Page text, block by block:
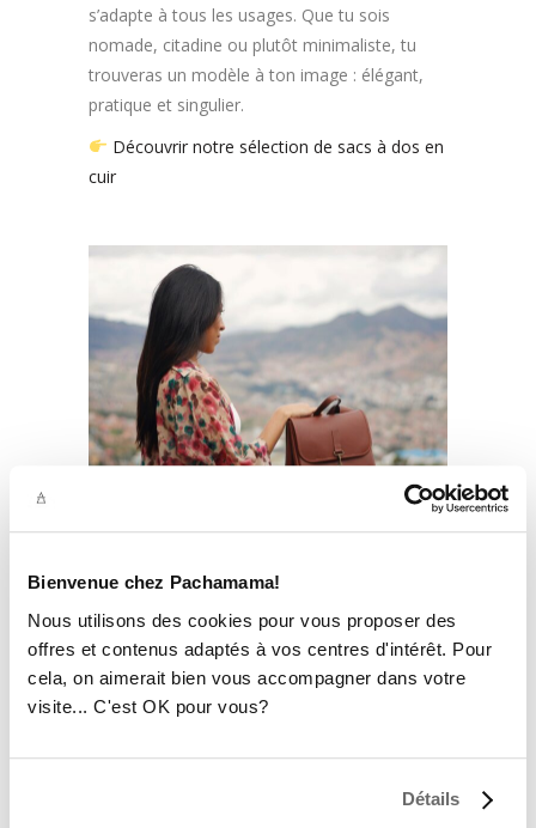
Bienvenue chez Pachamama!
Nous utilisons des cookies pour vous proposer des
offres et contenus adaptés à vos centres d'intérêt. Pour
cela, on aimerait bien vous accompagner dans votre
visite... C'est OK pour vous?
Détails
s’adapte à tous les usages. Que tu sois
nomade, citadine ou plutôt minimaliste, tu
trouveras un modèle à ton image : élégant,
pratique et singulier.
Découvrir notre sélection de sacs à dos en
cuir
5. CONCLUSION : À CHAQUE
FEMME SON MEILLEUR SAC
Il n’existe pas un seul “meilleur sac à dos cuir
Esthétique, confort, éthique, durabilité… ce